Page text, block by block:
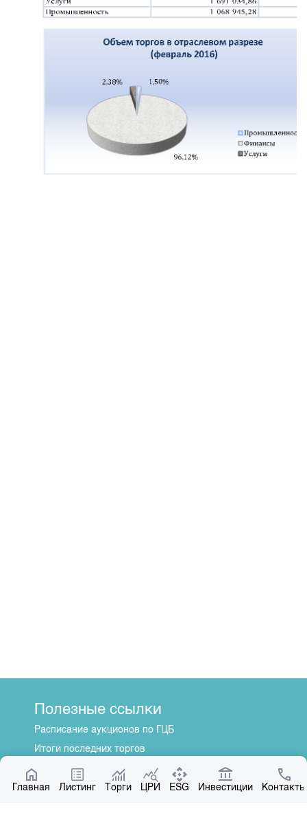
Главная Листинг Торги ЦРИ ESG Инвестиции Контакты
Полезные ссылки
Расписание аукционов по ГЦБ
Итоги последних торгов
Котировки по ЦБ
Центр раскрытия информации